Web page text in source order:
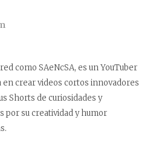
como SAeNcSA, es un YouTuber
crear videos cortos innovadores
Shorts de curiosidades y
por su creatividad y humor